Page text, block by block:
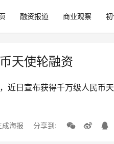
融资报道 商业观察
天使轮融资
近日宣布获得千万级人民币
成海报 分享到: